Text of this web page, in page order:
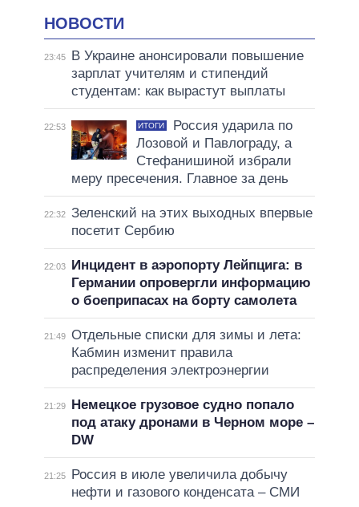
НОВОСТИ
23:45
В Украине анонсировали повышение
зарплат учителям и стипендий
студентам: как вырастут выплаты
22:53 ИТОГИ
Россия ударила по
Лозовой и Павлограду, а
Стефанишиной избрали
меру пресечения. Главное за день
22:32 Зеленский на этих выходных впервые
посетит Сербию
22:03
Инцидент в аэропорту Лейпцига: в
Германии опровергли информацию
о боеприпасах на борту самолета
21:49 Отдельные списки для зимы и лета:
Кабмин изменит правила
распределения электроэнергии
21:29
Немецкое грузовое судно попало
под атаку дронами в Черном море –
DW
21:25
Россия в июле увеличила добычу
нефти и газового конденсата – СМИ